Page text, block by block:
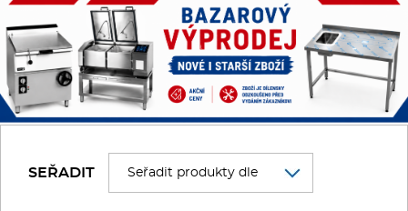
Grilovací desky - Grily
Prostředky-Změkčovače
Chlazení
Roboty
Bazar - S ohřevem
Bazar - Nerez
SEŘADIT